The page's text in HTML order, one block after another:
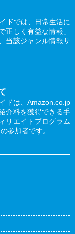
ドでは、日常生活に
正しく有益な情報」
当該ジャンル情報サ
ドは、Amazon.co.jp
介料を獲得できる手
リエイトプログラム
参加者です。